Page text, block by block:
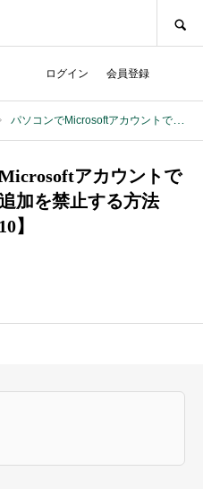
ログイン 会員登録
パソコンでMicrosoftアカウントでのユーザー追加を禁止する方法【Windows10】
アカウントで
加を禁止する方法
】